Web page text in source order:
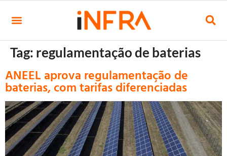
Tag: regulamentação de baterias
ANEEL aprova regulamentação de
baterias, com tarifas diferenciadas